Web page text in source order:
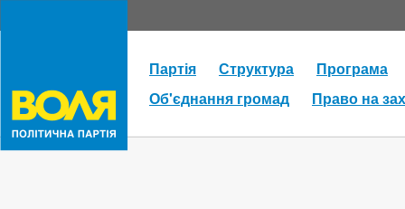
Партія Структура
Програма
Об'єднання громад
Право на